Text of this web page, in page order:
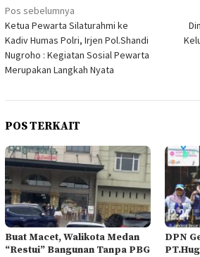
Navigasi
pos
Pos sebelumnya
Ketua Pewarta Silaturahmi ke
Kadiv Humas Polri, Irjen Pol.Shandi
Nugroho : Kegiatan Sosial Pewarta
Merupakan Langkah Nyata
POS TERKAIT
Buat Macet, Walikota Medan
“Restui” Bangunan Tanpa PBG
DPN